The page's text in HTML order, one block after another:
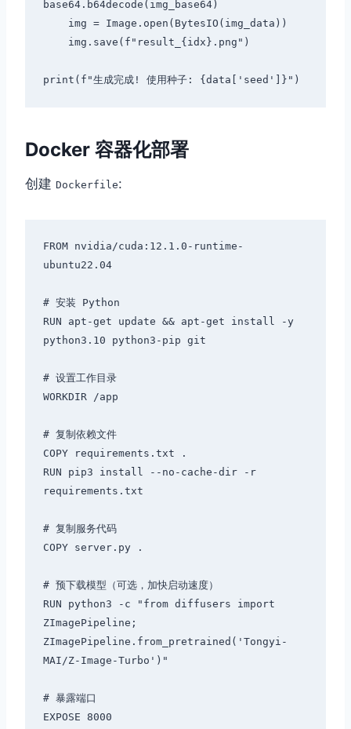
base64.b64decode(img_base64)
Docker 容器化部署
创建 Dockerfile:
FROM nvidia/cuda:12.1.0-runtime-
ubuntu22.04
# 安装 Python
RUN apt-get update && apt-get install -y
python3.10 python3-pip git
# 设置工作目录
WORKDIR /app
# 复制依赖文件
COPY requirements.txt .
RUN pip3 install --no-cache-dir -r
requirements.txt
# 复制服务代码
COPY server.py .
# 预下载模型（可选，加快启动速度）
RUN python3 -c "from diffusers import
ZImagePipeline;
ZImagePipeline.from_pretrained('Tongyi-
MAI/Z-Image-Turbo')"
# 暴露端口
EXPOSE 8000